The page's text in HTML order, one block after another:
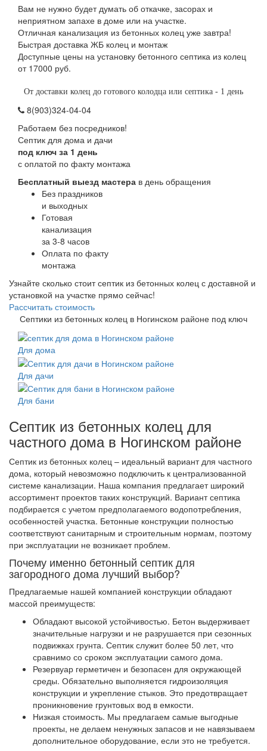
Вам не нужно будет думать об откачке, засорах и
неприятном запахе в доме или на участке.
Отличная канализация из бетонных колец уже завтра!
Быстрая доставка ЖБ колец и монтаж
Доступные цены на установку бетонного септика из колец
от 17000 руб.
От доставки колец до готового колодца или септика - 1 день
8(903)324-04-04
Работаем без посредников!
Септик для дома и дачи
под ключ за 1 день
с оплатой по факту монтажа
Бесплатный выезд мастера в день обращения
Без праздников
и выходных
Готовая
канализация
за 3-8 часов
Оплата по факту
монтажа
Узнайте сколько стоит септик из бетонных колец с доставной и
установкой на участке прямо сейчас!
Рассчитать стоимость
Септики из бетонных колец в Ногинском районе под ключ
Для дома
Для дачи
Для бани
Септик из бетонных колец для
частного дома в Ногинском районе
Септик из бетонных колец – идеальный вариант для частного
дома, который невозможно подключить к централизованной
системе канализации. Наша компания предлагает широкий
ассортимент проектов таких конструкций. Вариант септика
подбирается с учетом предполагаемого водопотребления,
особенностей участка. Бетонные конструкции полностью
соответствуют санитарным и строительным нормам, поэтому
при эксплуатации не возникает проблем.
Почему именно бетонный септик для
загородного дома лучший выбор?
Предлагаемые нашей компанией конструкции обладают
массой преимуществ:
Обладают высокой устойчивостью. Бетон выдерживает
значительные нагрузки и не разрушается при сезонных
подвижках грунта. Септик служит более 50 лет, что
сравнимо со сроком эксплуатации самого дома.
Резервуар герметичен и безопасен для окружающей
среды. Обязательно выполняется гидроизоляция
конструкции и укрепление стыков. Это предотвращает
проникновение грунтовых вод в емкости.
Низкая стоимость. Мы предлагаем самые выгодные
проекты, не делаем ненужных запасов и не навязываем
дополнительное оборудование, если это не требуется.